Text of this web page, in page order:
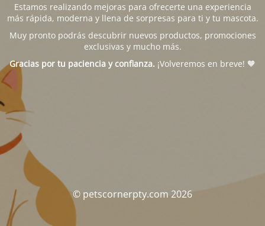
Estamos realizando mejoras para ofrecerte una experiencia
más rápida, moderna y llena de sorpresas para ti y tu mascota.
Muy pronto podrás descubrir nuevos productos, promociones
exclusivas y mucho más.
Gracias por tu paciencia y confianza. ¡Volveremos en breve! 🧡
© petscornerpty.com 2026